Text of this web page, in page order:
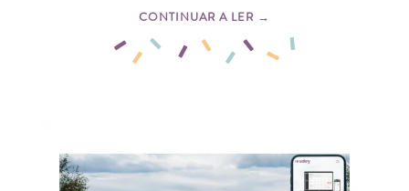
CONTINUAR A LER →